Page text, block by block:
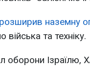
розширив наземну
війська та техніку.
оборони Ізраїлю,